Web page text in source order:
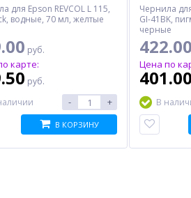
8Gb
FOXLINE
Retail
руб.
XS+31LC10D
15 717.00
для Epson REVCOL L 115,
водные, 70 мл, желтые
руб.
карте:
руб.
- +
В КОРЗИНУ
Чернила
GI-41BK,
черные
422.00
Цена по
401.00
В